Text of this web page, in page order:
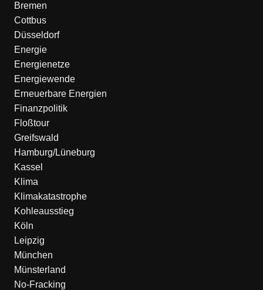
Bremen
Cottbus
Düsseldorf
Energie
Energienetze
Energiewende
Erneuerbare Energien
Finanzpolitik
Floßtour
Greifswald
Hamburg/Lüneburg
Kassel
Klima
Klimakatastrophe
Kohleausstieg
Köln
Leipzig
München
Münsterland
No-Fracking